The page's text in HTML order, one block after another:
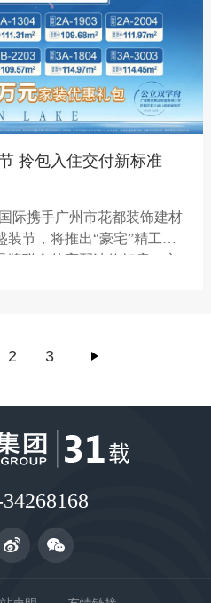
拎包入住交付新标准
际携手广州市花都装饰建材
节，将推出“豪宅”精工品
联合的高配装修好房，实
2 3